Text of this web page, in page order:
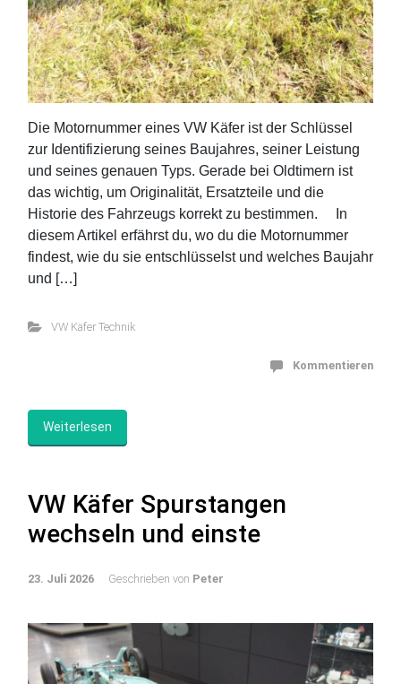
Die Motornummer eines VW Käfer ist der Schlüssel
zur Identifizierung seines Baujahres, seiner Leistung
und seines genauen Typs. Gerade bei Oldtimern ist
das wichtig, um Originalität, Ersatzteile und die
Historie des Fahrzeugs korrekt zu bestimmen. In
diesem Artikel erfährst du, wo du die Motornummer
findest, wie du sie entschlüsselst und welches Baujahr
und […]
VW Käfer Technik
Kommentieren
Weiterlesen
VW Käfer Spurstangen
wechseln und einste
23. Juli 2026 Geschrieben von Peter